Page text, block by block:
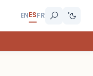
ENESFR